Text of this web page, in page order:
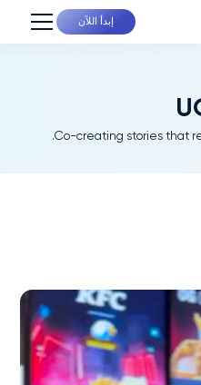
إبدأ اللآن
Co-creating stories that